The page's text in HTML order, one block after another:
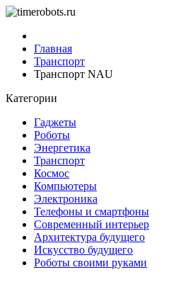
Главная
Транспорт
Транспорт NAU
Категории
Гаджеты
Роботы
Энергетика
Транспорт
Космос
Компьютеры
Электроника
Телефоны и смартфоны
Современный интерьер
Архитектура будущего
Искусство будущего
Роботы своими руками